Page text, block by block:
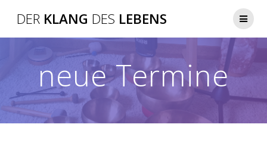
DER KLANG DES LEBENS
neue Termine